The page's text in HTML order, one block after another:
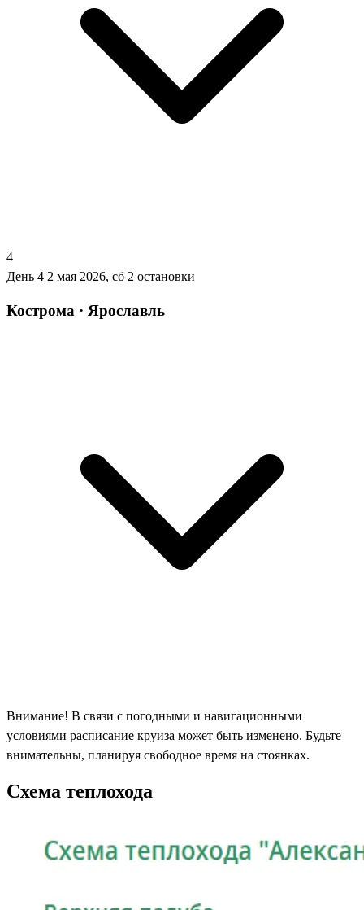
4
День 4 2 мая 2026, сб 2 остановки
Кострома · Ярославль
Внимание! В связи с погодными и навигационными
условиями расписание круиза может быть изменено. Будьте
внимательны, планируя свободное время на стоянках.
Схема теплохода